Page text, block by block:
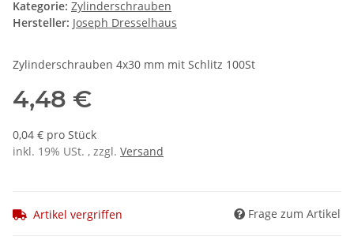
Kategorie: Zylinderschrauben
Hersteller: Joseph Dresselhaus
Zylinderschrauben 4x30 mm mit Schlitz 100St
4,48 €
0,04 € pro Stück
inkl. 19% USt. , zzgl. Versand
Artikel vergriffen Frage zum Artikel